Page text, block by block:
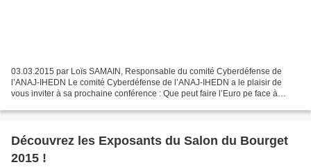
03.03.2015 par Loïs SAMAIN, Responsable du comité Cyberdéfense de
l’ANAJ-IHEDN Le comité Cyberdéfense de l’ANAJ-IHEDN a le plaisir de
vous inviter à sa prochaine conférence : Que peut faire l’Euro pe face à
Découvrez les Exposants du Salon du Bourget
2015 !